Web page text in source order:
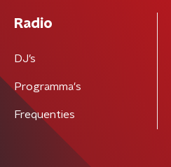
Radio
DJ’s
Programma's
Frequenties